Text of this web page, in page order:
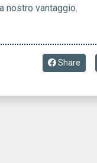
nostro vantaggio.
Share